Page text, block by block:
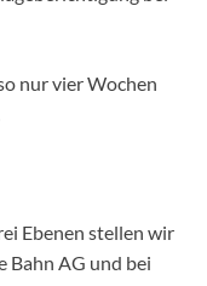
nur vier Wochen
Ebenen stellen wir
Bahn AG und bei